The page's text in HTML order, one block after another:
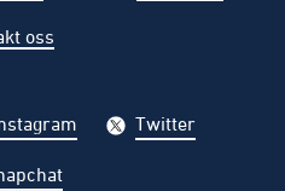
oss
Twitter